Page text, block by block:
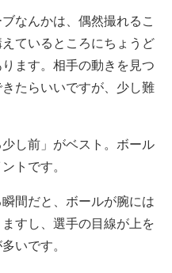
なんかは、偶然撮れるこ
ているところにちょうど
ます。相手の動きを見つ
たらいいですが、少し難
し前」がベスト。ボール
トです。
間だと、ボールが腕には
すし、選手の目線が上を
いです。